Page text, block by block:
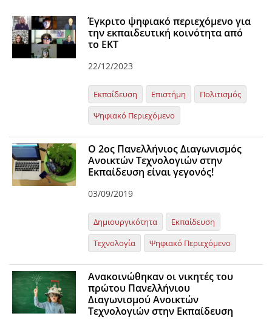
Έγκριτο ψηφιακό περιεχόμενο για
την εκπαιδευτική κοινότητα από
το ΕΚΤ
22/12/2023
Εκπαίδευση Επιστήμη
Πολιτισμός
Ψηφιακό Περιεχόμενο
Ο 2ος Πανελλήνιος Διαγωνισμός
Ανοικτών Τεχνολογιών στην
Εκπαίδευση είναι γεγονός!
03/09/2019
Δημιουργικότητα
Εκπαίδευση
Τεχνολογία
Ψηφιακό Περιεχόμενο
Ανακοινώθηκαν οι νικητές του
πρώτου Πανελλήνιου
Διαγωνισμού Ανοικτών
Τεχνολογιών στην Εκπαίδευση